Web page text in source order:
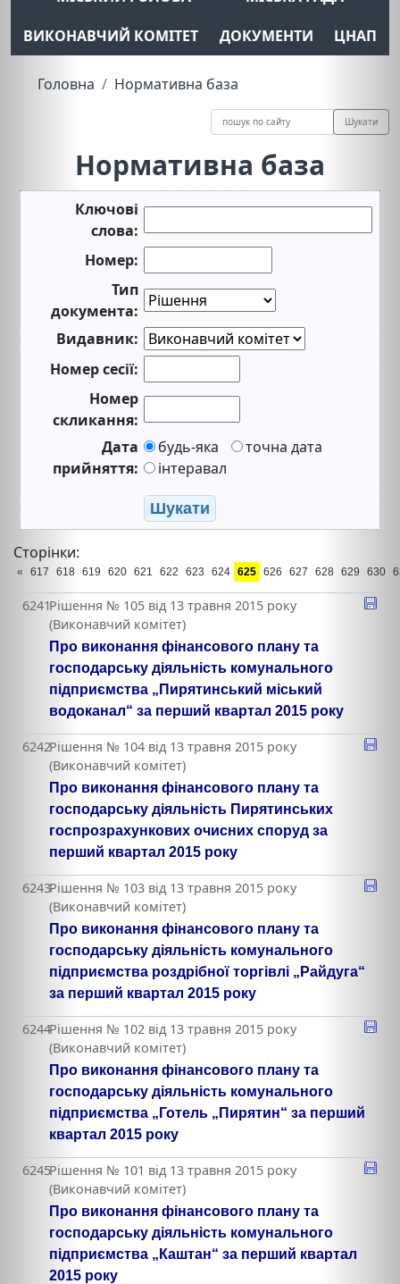
ВИКОНАВЧИЙ КОМІТЕТ
ДОКУМЕНТИ ЦНАП
Головна Нормативна база
Шукати
Нормативна база
Ключові
слова:
Номер:
Тип
документа:
Видавник:
Номер сесії:
Номер
скликання:
Дата
прийняття:
будь-яка
точна дата
інтеравал
Шукати
Сторінки:
« 617 618 619 620 621 622 623 624 625 626 627 628 629 630
6241Рішення № 105 від 13 травня 2015 року
(Виконавчий комітет)
Про виконання фінансового плану та
господарську діяльність комунального
підприємства „Пирятинський міський
водоканал“ за перший квартал 2015 року
6242Рішення № 104 від 13 травня 2015 року
(Виконавчий комітет)
Про виконання фінансового плану та
господарську діяльність Пирятинських
госпрозрахункових очисних споруд за
перший квартал 2015 року
6243Рішення № 103 від 13 травня 2015 року
(Виконавчий комітет)
Про виконання фінансового плану та
господарську діяльність комунального
підприємства роздрібної торгівлі „Райдуга“
за перший квартал 2015 року
6244Рішення № 102 від 13 травня 2015 року
(Виконавчий комітет)
Про виконання фінансового плану та
господарську діяльність комунального
підприємства „Готель „Пирятин“ за перший
квартал 2015 року
6245Рішення № 101 від 13 травня 2015 року
(Виконавчий комітет)
Про виконання фінансового плану та
господарську діяльність комунального
підприємства „Каштан“ за перший квартал
2015 року